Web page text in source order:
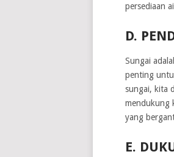
persediaan
D.
Sungai
penting
sungai, kita
mendukung
yang
E.